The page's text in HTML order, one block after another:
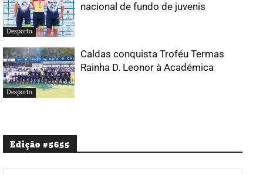
Desporto
nacional de fundo de juvenis
Desporto
Caldas conquista Troféu Termas
Rainha D. Leonor à Académica
Edição #5655